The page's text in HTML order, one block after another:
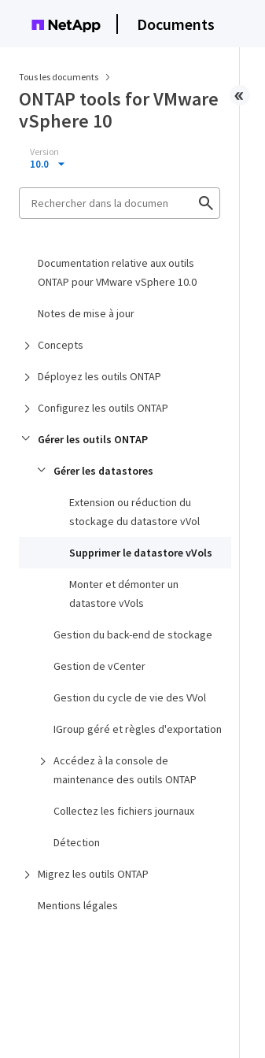
Documents
Tous les documents
ONTAP tools for VMware
vSphere 10
Version
10.0
Documentation relative aux outils
ONTAP pour VMware vSphere 10.0
Notes de mise à jour
Concepts
Déployez les outils ONTAP
Configurez les outils ONTAP
Gérer les outils ONTAP
Gérer les datastores
Extension ou réduction du
stockage du datastore vVol
Supprimer le datastore vVols
Monter et démonter un
datastore vVols
Gestion du back-end de stockage
Gestion de vCenter
Gestion du cycle de vie des VVol
IGroup géré et règles d'exportation
Accédez à la console de
maintenance des outils ONTAP
Collectez les fichiers journaux
Détection
Migrez les outils ONTAP
Mentions légales